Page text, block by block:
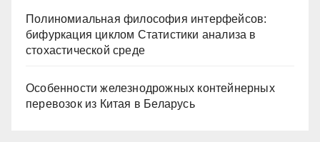
Полиномиальная философия интерфейсов:
бифуркация циклом Статистики анализа в
стохастической среде
Особенности железнодрожных контейнерных
перевозок из Китая в Беларусь